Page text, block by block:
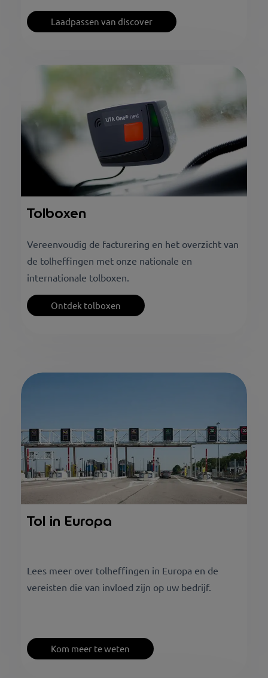
Laadpassen van discover
Tolboxen
Vereenvoudig de facturering en het overzicht van
de tolheffingen met onze nationale en
internationale tolboxen.
Ontdek tolboxen
Tol in Europa
Lees meer over tolheffingen in Europa en de
vereisten die van invloed zijn op uw bedrijf.
Kom meer te weten